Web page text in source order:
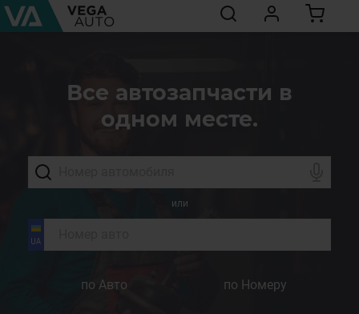
Все автозапчасти в
одном месте.
или
по Авто по Номеру